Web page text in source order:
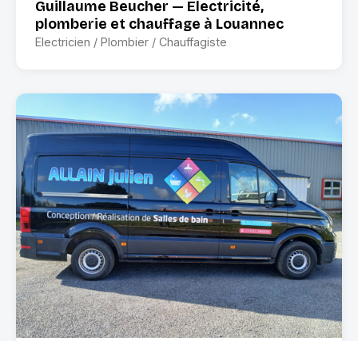
Guillaume Beucher — Électricité,
plomberie et chauffage à Louannec
Electricien / Plombier / Chauffagiste